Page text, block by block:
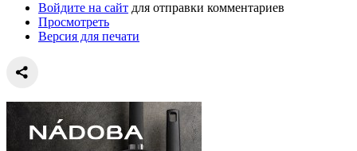
Войдите на сайт для отправки комментариев
Просмотреть
Версия для печати